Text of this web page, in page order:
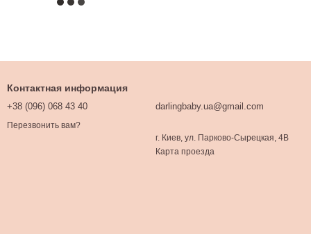
Контактная информация
+38 (096) 068 43 40
Перезвонить вам?
darlingbaby.ua@gmail.com
г. Киев, ул. Парково-Сырецкая, 4В
Карта проезда